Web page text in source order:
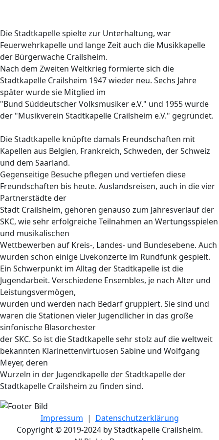
Die Stadtkapelle spielte zur Unterhaltung, war
Feuerwehrkapelle und lange Zeit auch die Musikkapelle
der Bürgerwache Crailsheim.
Nach dem Zweiten Weltkrieg formierte sich die
Stadtkapelle Crailsheim 1947 wieder neu. Sechs Jahre
später wurde sie Mitglied im
"Bund Süddeutscher Volksmusiker e.V." und 1955 wurde
der "Musikverein Stadtkapelle Crailsheim e.V." gegründet.
Die Stadtkapelle knüpfte damals Freundschaften mit
Kapellen aus Belgien, Frankreich, Schweden, der Schweiz
und dem Saarland.
Gegenseitige Besuche pflegen und vertiefen diese
Freundschaften bis heute. Auslandsreisen, auch in die vier
Partnerstädte der
Stadt Crailsheim, gehören genauso zum Jahresverlauf der
SKC, wie sehr erfolgreiche Teilnahmen an Wertungsspielen
und musikalischen
Wettbewerben auf Kreis-, Landes- und Bundesebene. Auch
wurden schon einige Livekonzerte im Rundfunk gespielt.
Ein Schwerpunkt im Alltag der Stadtkapelle ist die
Jugendarbeit. Verschiedene Ensembles, je nach Alter und
Leistungsvermögen,
wurden und werden nach Bedarf gruppiert. Sie sind und
waren die Stationen vieler Jugendlicher in das große
sinfonische Blasorchester
der SKC. So ist die Stadtkapelle sehr stolz auf die weltweit
bekannten Klarinettenvirtuosen Sabine und Wolfgang
Meyer, deren
Wurzeln in der Jugendkapelle der Stadtkapelle der
Stadtkapelle Crailsheim zu finden sind.
Impressum | Datenschutzerklärung
Copyright © 2019-2024 by Stadtkapelle Crailsheim.